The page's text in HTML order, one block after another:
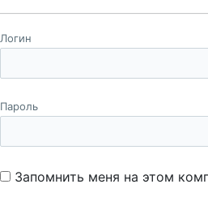
Логин
Пароль
Запомнить меня на этом